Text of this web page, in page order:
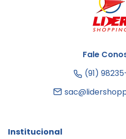
Fale
(91)
Institucional